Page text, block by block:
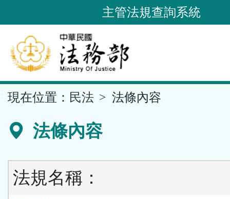
到
要
內
容
區
主管法規查詢系統
現在位置： 民法 法條內容
法條內容
法規名稱：